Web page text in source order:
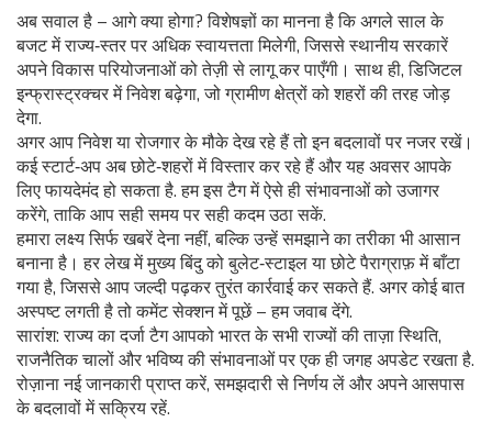
अब सवाल है – आगे क्या होगा? विशेषज्ञों का मानना है कि अगले साल के
बजट में राज्य‑स्तर पर अधिक स्वायत्तता मिलेगी, जिससे स्थानीय सरकारें
अपने विकास परियोजनाओं को तेज़ी से लागू कर पाएँगी। साथ ही, डिजिटल
इन्फ्रास्ट्रक्चर में निवेश बढ़ेगा, जो ग्रामीण क्षेत्रों को शहरों की तरह जोड़
देगा.
अगर आप निवेश या रोजगार के मौके देख रहे हैं तो इन बदलावों पर नजर रखें।
कई स्टार्ट‑अप अब छोटे‑शहरों में विस्तार कर रहे हैं और यह अवसर आपके
लिए फायदेमंद हो सकता है. हम इस टैग में ऐसे ही संभावनाओं को उजागर
करेंगे, ताकि आप सही समय पर सही कदम उठा सकें.
हमारा लक्ष्य सिर्फ खबरें देना नहीं, बल्कि उन्हें समझाने का तरीका भी आसान
बनाना है। हर लेख में मुख्य बिंदु को बुलेट‑स्टाइल या छोटे पैराग्राफ़ में बाँटा
गया है, जिससे आप जल्दी पढ़कर तुरंत कार्रवाई कर सकते हैं. अगर कोई बात
अस्पष्ट लगती है तो कमेंट सेक्शन में पूछें – हम जवाब देंगे.
सारांश: राज्य का दर्जा टैग आपको भारत के सभी राज्यों की ताज़ा स्थिति,
राजनैतिक चालों और भविष्य की संभावनाओं पर एक ही जगह अपडेट रखता है.
रोज़ाना नई जानकारी प्राप्त करें, समझदारी से निर्णय लें और अपने आसपास
के बदलावों में सक्रिय रहें.